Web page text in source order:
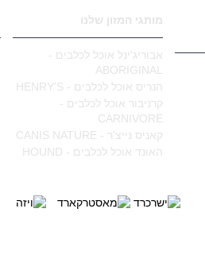
מותגי המזון שלנו
אבוריג'ינל אוכל לכלבים -
ABORIGINAL
הנריס אוכל לכלבים - HENRY'S
קרניבור אוכל לכלבים -
CARNIVORE
קאניס נייצ'ר - CANIS NATURE
האונד אוכל לכלבים - HOUND